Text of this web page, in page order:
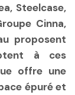
Steelcase,
Cinna,
proposent
à ces
offre une
épuré et